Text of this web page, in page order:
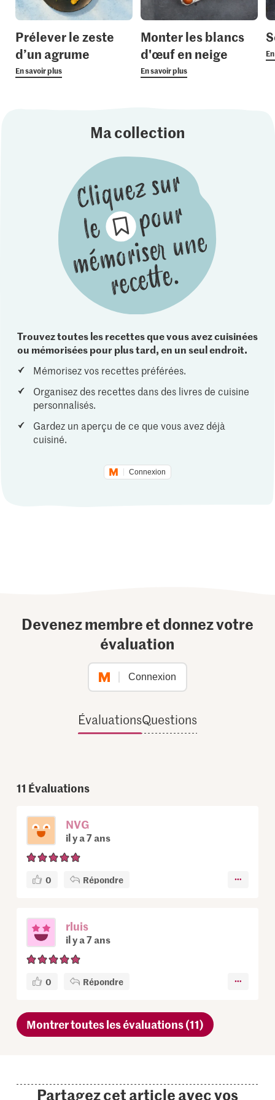
Prélever le zeste
d’un agrume
En savoir plus
Monter les blancs
d'œuf en neige
En savoir plus
Ma collection
Trouvez toutes les recettes que vous avez cuisinées
ou mémorisées pour plus tard, en un seul endroit.
Mémorisez vos recettes préférées.
Organisez des recettes dans des livres de cuisine
personnalisés.
Gardez un aperçu de ce que vous avez déjà
cuisiné.
Connexion
Devenez membre et donnez votre
évaluation
Connexion
ÉvaluationsQuestions
11 Évaluations
NVG
il y a 7 ans
0 Répondre
rluis
il y a 7 ans
0 Répondre
Montrer toutes les évaluations (11)
Partagez cet article avec vos